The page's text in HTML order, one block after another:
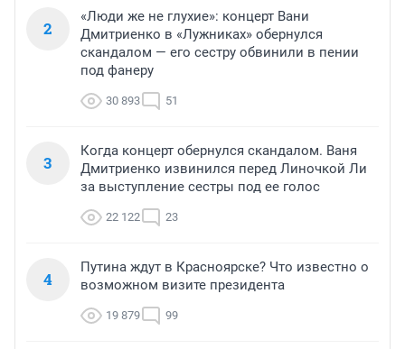
2
«Люди же не глухие»: концерт Вани
Дмитриенко в «Лужниках» обернулся
скандалом — его сестру обвинили в пении
под фанеру
30 893 51
3
Когда концерт обернулся скандалом. Ваня
Дмитриенко извинился перед Линочкой Ли
за выступление сестры под ее голос
22 122 23
4
Путина ждут в Красноярске? Что известно о
возможном визите президента
19 879 99